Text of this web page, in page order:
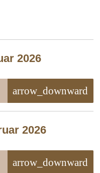
2026
arrow_downward
2026
arrow_downward